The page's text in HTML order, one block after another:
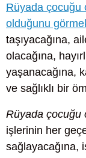
Rüyada çocuğu
olduğunu
taşıyacağına,
olacağına,
yaşanacağına,
ve sağlıklı bir
Rüyada çocuğu
işlerinin her
sağlayacağına,